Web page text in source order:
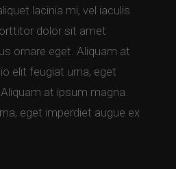
lacinia mi, vel iaculis
dolor sit amet
ornare eget. Aliquam at
elit feugiat urna, eget
at ipsum magna.
eget imperdiet augue ex